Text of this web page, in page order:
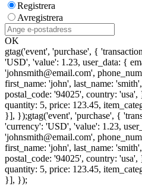
Registrera
Avregistrera
OK
gtag('event', 'purchase', {
'USD', 'value': 1.23, user_data: {
'johnsmith@email.com',
first_name: 'john', last_name:
postal_code: '94025', country:
quantity: 5, price: 123.45,
}], });gtag('event', 'purchase', {
'currency': 'USD', 'value': 1.23,
'johnsmith@email.com',
first_name: 'john', last_name:
postal_code: '94025', country:
quantity: 5, price: 123.45,
}], });